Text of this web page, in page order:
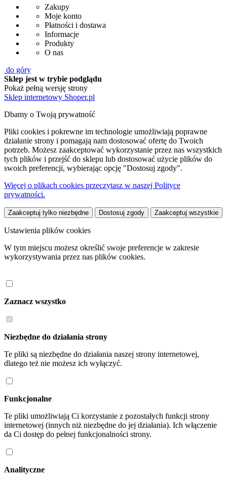
Zakupy
Moje konto
Płatności i dostawa
Informacje
Produkty
O nas
do góry
Sklep jest w trybie podglądu
Pokaż pełną wersję strony
Sklep internetowy Shoper.pl
Dbamy o Twoją prywatność
Pliki cookies i pokrewne im technologie umożliwiają poprawne
działanie strony i pomagają nam dostosować ofertę do Twoich
potrzeb. Możesz zaakceptować wykorzystanie przez nas wszystkich
tych plików i przejść do sklepu lub dostosować użycie plików do
swoich preferencji, wybierając opcję "Dostosuj zgody".
Więcej o plikach cookies przeczytasz w naszej Polityce
prywatności.
Zaakceptuj tylko niezbędne Dostosuj zgody Zaakceptuj wszystkie
Ustawienia plików cookies
W tym miejscu możesz określić swoje preferencje w zakresie
wykorzystywania przez nas plików cookies.
Zaznacz wszystko
Niezbędne do działania strony
Te pliki są niezbędne do działania naszej strony internetowej,
dlatego też nie możesz ich wyłączyć.
Funkcjonalne
Te pliki umożliwiają Ci korzystanie z pozostałych funkcji strony
internetowej (innych niż niezbędne do jej działania). Ich włączenie
da Ci dostęp do pełnej funkcjonalności strony.
Analityczne